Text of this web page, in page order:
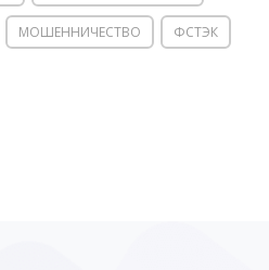
МОШЕННИЧЕСТВО ФСТЭК